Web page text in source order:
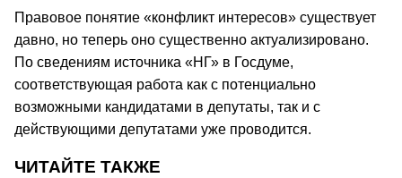
Правовое понятие «конфликт интересов» существует
давно, но теперь оно существенно актуализировано.
По сведениям источника «НГ» в Госдуме,
соответствующая работа как с потенциально
возможными кандидатами в депутаты, так и с
действующими депутатами уже проводится.
ЧИТАЙТЕ ТАКЖЕ